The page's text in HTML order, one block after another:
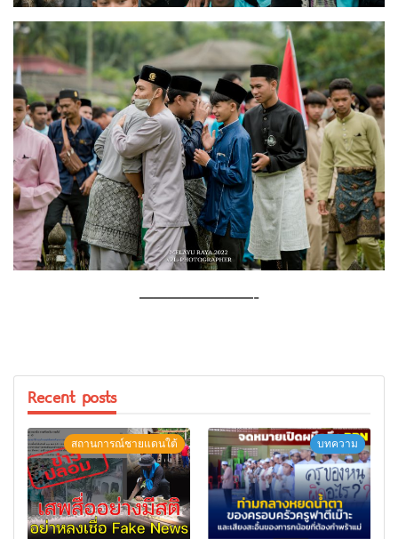
————————-
Recent posts
สถานการณ์ชายแดนใต้ บทความ